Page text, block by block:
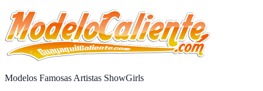
Modelos Famosas Artistas ShowGirls